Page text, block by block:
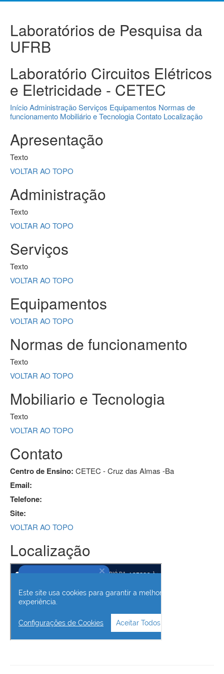
Laboratórios de Pesquisa da
UFRB
Laboratório Circuitos Elétricos
e Eletricidade - CETEC
InícioAdministraçãoServiços Equipamentos Normas de
funcionamento Mobiliário e TecnologiaContato Localização
Apresentação
Texto
VOLTAR AO TOPO
Administração
Texto
VOLTAR AO TOPO
Serviços
Texto
VOLTAR AO TOPO
Equipamentos
VOLTAR AO TOPO
Normas de funcionamento
Texto
VOLTAR AO TOPO
Mobiliario e Tecnologia
Texto
VOLTAR AO TOPO
Contato
Centro de Ensino: CETEC - Cruz das Almas -Ba
Email:
Telefone:
Site:
VOLTAR AO TOPO
Localização